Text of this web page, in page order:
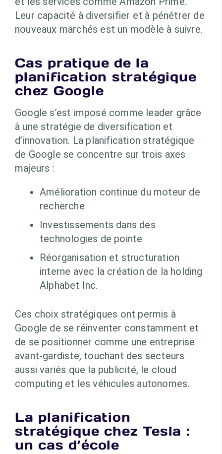
Leur capacité à diversifier et à pénétrer de
nouveaux marchés est un modèle à suivre.
Cas pratique de la
planification stratégique
chez Google
Google s’est imposé comme leader grâce
à une stratégie de diversification et
d’innovation. La planification stratégique
de Google se concentre sur trois axes
majeurs :
Amélioration continue du moteur de
recherche
Investissements dans des
technologies de pointe
Réorganisation et structuration
interne avec la création de la holding
Alphabet Inc.
Ces choix stratégiques ont permis à
Google de se réinventer constamment et
de se positionner comme une entreprise
avant-gardiste, touchant des secteurs
aussi variés que la publicité, le cloud
computing et les véhicules autonomes.
La planification
stratégique chez Tesla :
un cas d’école